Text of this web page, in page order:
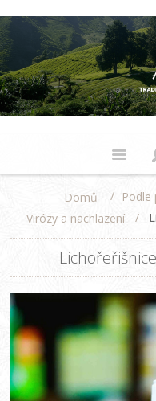
Domů / Podle
Virózy a nachlazení
/